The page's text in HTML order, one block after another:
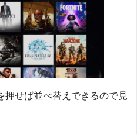
押せば並べ替えできるので見